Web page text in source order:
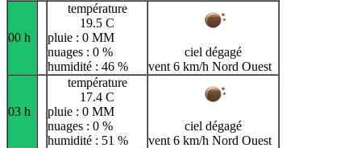
00 h
température
19.5 C
pluie : 0 MM
nuages : 0 %
humidité : 46 %
ciel dégagé
vent 6 km/h Nord Ouest
03 h
température
17.4 C
pluie : 0 MM
nuages : 0 %
humidité : 51 %
ciel dégagé
vent 6 km/h Nord Ouest